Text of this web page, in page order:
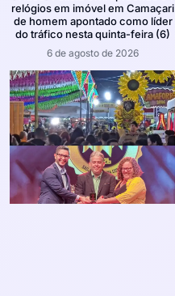
relógios em imóvel em Camaçari
de homem apontado como líder
do tráfico nesta quinta-feira (6)
6 de agosto de 2026